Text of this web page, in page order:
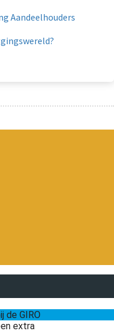
Aandeelhouders
de GIRO
extra